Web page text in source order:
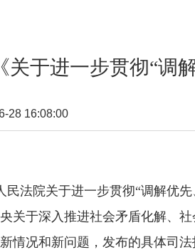
于进一步贯彻“调
28 16:08:00
法院关于进一步贯彻“调解优
关于深入推进社会矛盾化解、
情况和新问题，发布的具体司